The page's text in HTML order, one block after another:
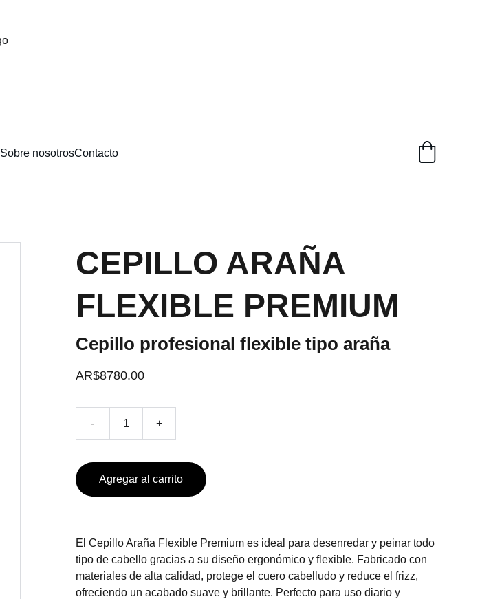
Sobre nosotrosContacto
CEPILLO ARAÑA
FLEXIBLE PREMIUM
Cepillo profesional flexible tipo araña
AR$8780.00
- +
Agregar al carrito
El Cepillo Araña Flexible Premium es ideal para desenredar y peinar todo
tipo de cabello gracias a su diseño ergonómico y flexible. Fabricado con
materiales de alta calidad, protege el cuero cabelludo y reduce el frizz,
ofreciendo un acabado suave y brillante. Perfecto para uso diario y